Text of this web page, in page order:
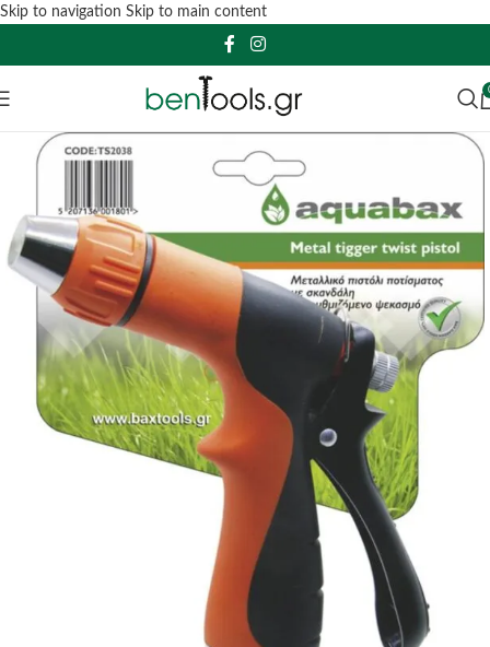
Skip to navigation Skip to main content